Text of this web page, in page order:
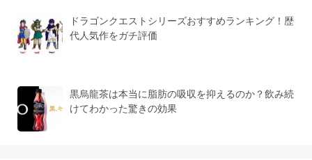
ドラゴンクエストシリーズおすすめランキング！歴
代人気作をガチ評価
黒烏龍茶は本当に脂肪の吸収を抑えるのか？飲み続
けてわかった驚きの効果